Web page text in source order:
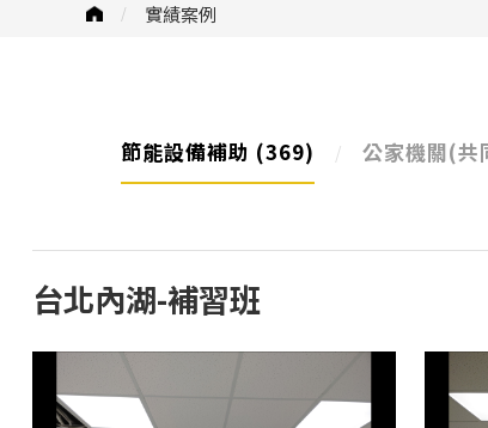
實績案例
節能設備補助 (369) 公家機關(共
台北內湖-補習班